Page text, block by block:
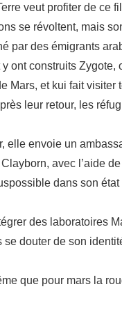
veut profiter de ce
se révoltent, mais
par des émigrants
ont construits
Mars, et kui fait visiter
leur retour, les
elle envoie un
avec l’aide
dans son état
des laboratoires
se douter de son
que pour mars la